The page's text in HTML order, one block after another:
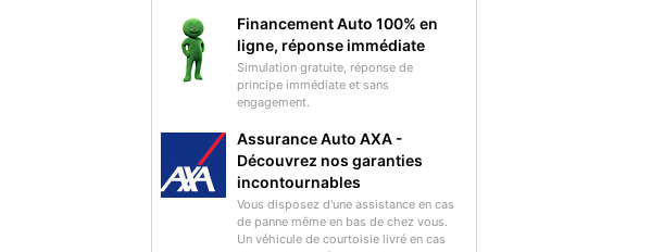
Financement Auto 100% en
ligne, réponse immédiate
Simulation gratuite, réponse de
principe immédiate et sans
engagement.
Assurance Auto AXA -
Découvrez nos garanties
incontournables
Vous disposez d'une assistance en cas
de panne même en bas de chez vous.
Un véhicule de courtoisie livré en cas